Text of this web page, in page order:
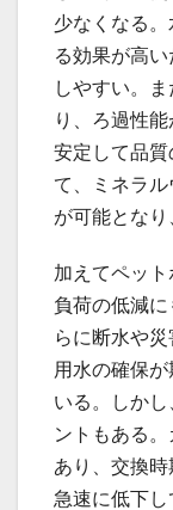
少なくなる
る効果が高
しやすい。
り、ろ過性
安定して品
て、ミネラ
が可能となり
加えてペッ
負荷の低減
らに断水や
用水の確保
いる。しか
ントもある
あり、交換
急速に低下